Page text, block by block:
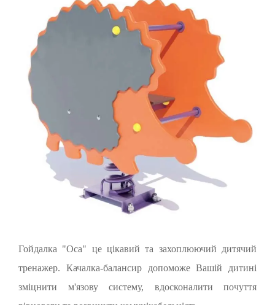
Гойдалка "Оса" це цікавий та захоплюючий дитячий
тренажер. Качалка-балансир допоможе Вашій дитині
зміцнити м'язову систему, вдосконалити почуття